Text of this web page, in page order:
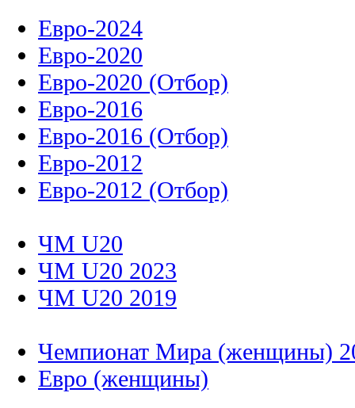
Евро-2024
Евро-2020
Евро-2020 (Отбор)
Евро-2016
Евро-2016 (Отбор)
Евро-2012
Евро-2012 (Отбор)
ЧМ U20
ЧМ U20 2023
ЧМ U20 2019
Чемпионат Мира (женщины)
Евро (женщины)